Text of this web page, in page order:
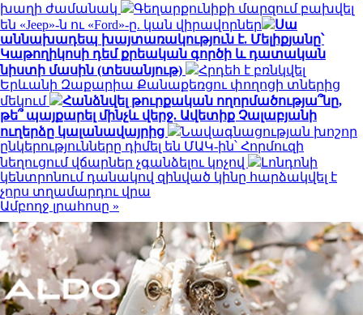
խաղի ժամանակ
Գեղարքունիքի մարզում բախվել
են «Jeep»-ն ու «Ford»-ը. կան վիրավորներ
Սա
աննախադեպ խայտառակություն է. Մելիքյանը՝
Կաթողիկոսի դեմ քրեական գործի և դատական
նիստի մասին (տեսանյութ)
Հրդեհ է բռնկվել
Երևանի Զաքարիա Քանաքեռցու փողոցի տներից
մեկում
Հանձնվել թուրքական ողորմածությա՞նը,
թե՞ պայքարել մինչև վերջ. Ավետիք Չալաբյանի
ուղերձը կալանավայրից
Նավագնացության խոշոր
ընկերությունները դիմել են ՄԱԿ-ին՝ Հորմուզի
նեղուցում վճարներ չգանձելու կոչով
Լոնդոնի
կենտրոնում դանակով զինված կինը հարձակվել է
չորս տղամարդու վրա
Ամբողջ լրահոսը »